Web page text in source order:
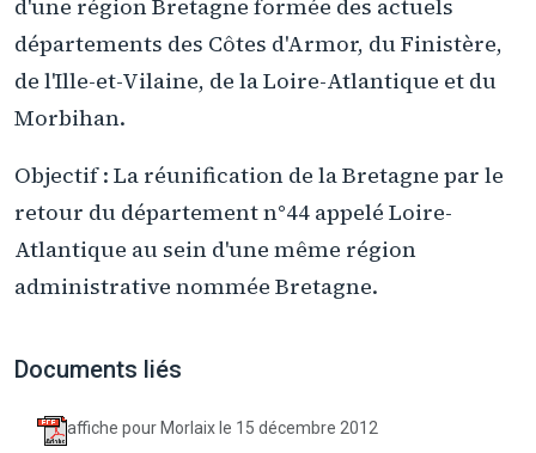
d'une région Bretagne formée des actuels
départements des Côtes d'Armor, du Finistère,
de l'Ille-et-Vilaine, de la Loire-Atlantique et du
Morbihan.
Objectif : La réunification de la Bretagne par le
retour du département n°44 appelé Loire-
Atlantique au sein d'une même région
administrative nommée Bretagne.
Documents liés
affiche pour Morlaix le 15 décembre 2012